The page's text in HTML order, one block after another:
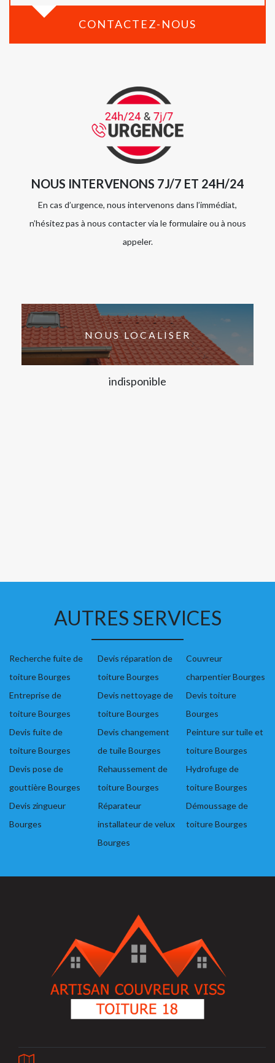
CONTACTEZ-NOUS
NOUS INTERVENONS 7J/7 ET 24H/24
En cas d’urgence, nous intervenons dans l’immédiat,
n’hésitez pas à nous contacter via le formulaire ou à nous
appeler.
NOUS LOCALISER
indisponible
AUTRES SERVICES
Recherche fuite de
toiture Bourges
Entreprise de
toiture Bourges
Devis fuite de
toiture Bourges
Devis pose de
gouttière Bourges
Devis zingueur
Bourges
Devis réparation de
toiture Bourges
Devis nettoyage de
toiture Bourges
Devis changement
de tuile Bourges
Rehaussement de
toiture Bourges
Réparateur
installateur de velux
Bourges
Couvreur
charpentier Bourges
Devis toiture
Bourges
Peinture sur tuile et
toiture Bourges
Hydrofuge de
toiture Bourges
Démoussage de
toiture Bourges